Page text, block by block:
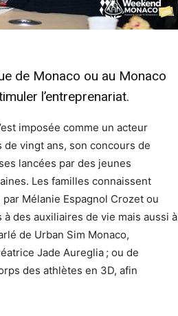
de Monaco ou au Monaco
l’entreprenariat.
imposée comme un acteur
vingt ans, son concours de
lancées par des jeunes
Les familles connaissent
Mélanie Espagnol Crozet ou
des auxiliaires de vie mais aussi à
de Urban Sim Monaco,
Jade Aureglia ; ou de
des athlètes en 3D, afin